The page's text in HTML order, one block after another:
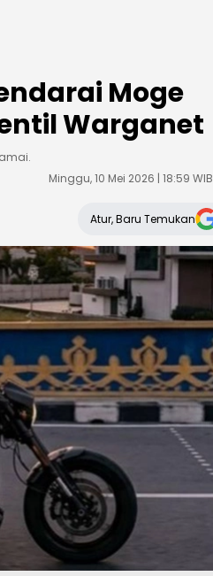
Moge
Warganet
Minggu, 10 Mei 2026 | 18:59 WIB
Atur, Baru Temukan